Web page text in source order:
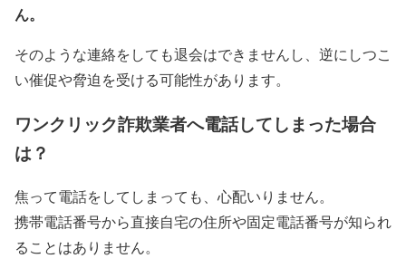
ん。
そのような連絡をしても退会はできませんし、逆にしつこ
い催促や脅迫を受ける可能性があります。
ワンクリック詐欺業者へ電話してしまった場合
は？
焦って電話をしてしまっても、心配いりません。
携帯電話番号から直接自宅の住所や固定電話番号が知られ
ることはありません。